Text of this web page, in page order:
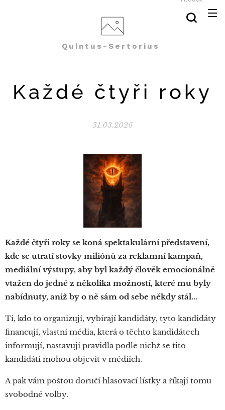
Quintus-Sertorius
Každé čtyři roky
31.03.2026
Každé čtyři roky se koná spektakulární představení,
kde se utratí stovky miliónů za reklamní kampaň,
mediální výstupy, aby byl každý člověk emocionálně
vtažen do jedné z několika možností, které mu byly
nabídnuty, aniž by o ně sám od sebe někdy stál...
Ti, kdo to organizují, vybírají kandidáty, tyto kandidáty
financují, vlastní média, která o těchto kandidátech
informují, nastavují pravidla podle nichž se tito
kandidáti mohou objevit v médiích.
A pak vám poštou doručí hlasovací lístky a říkají tomu
svobodné volby.